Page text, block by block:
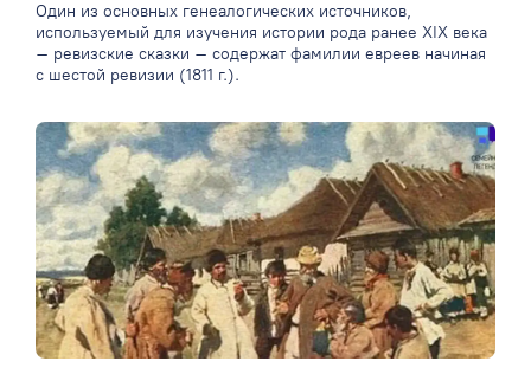
Один из основных генеалогических источников,
используемый для изучения истории рода ранее XIX века
– ревизские сказки – содержат фамилии евреев начиная
с шестой ревизии (1811 г.).